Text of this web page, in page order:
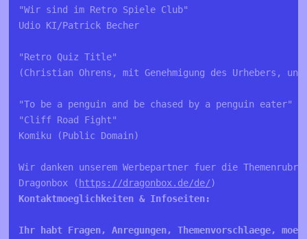
"Wir sind im Retro Spiele Club"
Udio KI/Patrick Becher
"Retro Quiz Title"
(Christian Ohrens, mit Genehmigung des Urhebers,
"To be a penguin and be chased by a penguin eater"
"Cliff Road Fight"
Komiku (Public Domain)
Wir danken unserem Werbepartner fuer die
Dragonbox (https://dragonbox.de/de/
Kontaktmoeglichkeiten & Infoseiten:
Ihr habt Fragen, Anregungen, Themenvorschlaege,